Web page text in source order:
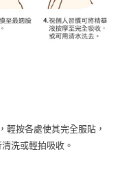
輕按各處使其完全服貼，
洗或輕拍吸收。